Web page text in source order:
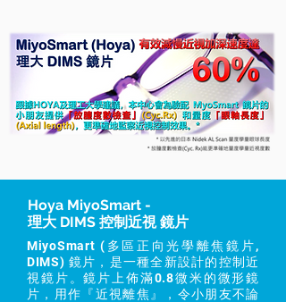
Hoya MiyoSmart -
理大 DIMS 控制近視 鏡片
MiyoSmart (多區正向光學離焦鏡片,
DIMS) 鏡片，是一種全新設計的控制近
視鏡片。鏡片上佈滿0.8微米的微形鏡
片，用作『近視離焦』，令小朋友不論